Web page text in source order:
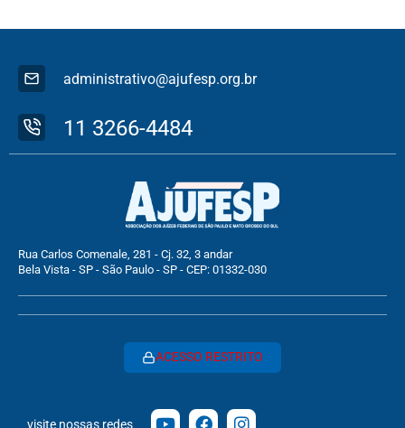
administrativo@ajufesp.org.br
11 3266-4484
Rua Carlos Comenale, 281 - Cj. 32, 3 andar
Bela Vista - SP - São Paulo - SP - CEP: 01332-030
ACESSO RESTRITO